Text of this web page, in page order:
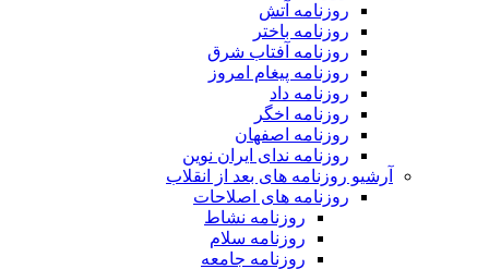
روزنامه آتش
روزنامه باختر
روزنامه آفتاب شرق
روزنامه پیغام امروز
روزنامه داد
روزنامه اخگر
روزنامه اصفهان
روزنامه ندای ایران نوین
آرشیو روزنامه های بعد از انقلاب
روزنامه های اصلاحات
روزنامه نشاط
روزنامه سلام
روزنامه جامعه